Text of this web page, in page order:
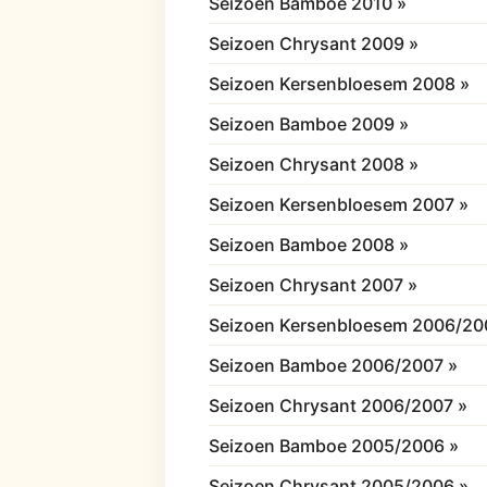
Seizoen Chrysant 2009 »
Seizoen Kersenbloesem 2008 »
Seizoen Bamboe 2009 »
Seizoen Chrysant 2008 »
Seizoen Kersenbloesem 2007 »
Seizoen Bamboe 2008 »
Seizoen Chrysant 2007 »
Seizoen Kersenbloesem 2006/
Seizoen Bamboe 2006/2007 »
Seizoen Chrysant 2006/2007 »
Seizoen Bamboe 2005/2006 »